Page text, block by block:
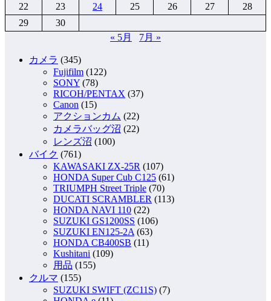
ジ
送
22
23 24 25 26 27
28
29
30
« 5月
7月 »
カメラ (345)
Fujifilm (122)
SONY (78)
RICOH/PENTAX (37)
Canon (15)
アクションカム (22)
カメラバッグ沼 (22)
レンズ沼 (100)
バイク (761)
KAWASAKI ZX-25R (107)
HONDA Super Cub C125 (61)
TRIUMPH Street Triple (70)
DUCATI SCRAMBLER (113)
HONDA NAVI 110 (22)
SUZUKI GS1200SS (106)
SUZUKI EN125-2A (63)
HONDA CB400SB (11)
Kushitani (109)
用品 (155)
クルマ (155)
SUZUKI SWIFT (ZC11S) (7)